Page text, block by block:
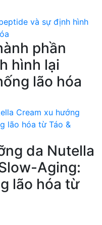
phần
hình lại
lão hóa
da Nutella
Aging:
lão hóa từ